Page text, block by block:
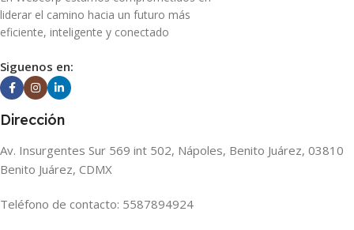
liderar el camino hacia un futuro más
eficiente, inteligente y conectado
Siguenos en:
Dirección
Av. Insurgentes Sur 569 int 502, Nápoles, Benito Juárez, 03810
Benito Juárez, CDMX
Teléfono de contacto: 5587894924